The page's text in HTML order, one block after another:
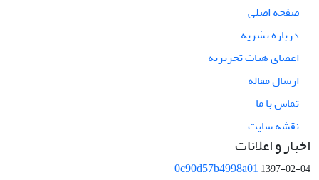
صفحه اصلی
درباره نشریه
اعضای هیات تحریریه
ارسال مقاله
تماس با ما
نقشه سایت
اخبار و اعلانات
0c90d57b4998a011397-02-04